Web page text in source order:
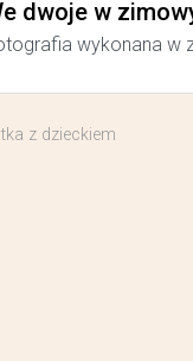
dwoje w
wykonana w
z dzieckiem